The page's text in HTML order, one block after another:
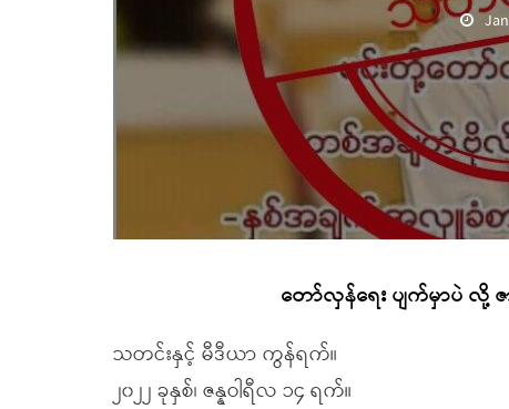
တော်လှန်ရေး ပျက်မှာပဲ လို့
သတင်းနှင့် မီဒီယာ ကွန်ရက်။
၂၀၂၂ ခုနှစ်၊ ဇန္နဝါရီလ ၁၄ ရက်။